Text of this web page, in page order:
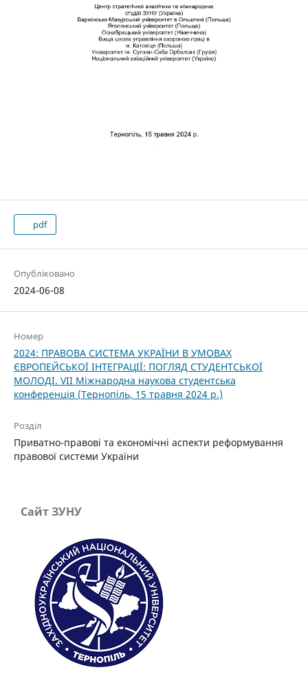
pdf
Опубліковано
2024-06-08
Номер
2024: ПРАВОВА СИСТЕМА УКРАЇНИ В УМОВАХ
ЄВРОПЕЙСЬКОЇ ІНТЕГРАЦІЇ: ПОГЛЯД СТУДЕНТСЬКОЇ
МОЛОДІ. VІІ Міжнародна наукова студентська
конференція (Тернопіль, 15 травня 2024 р.)
Розділ
Приватно-правові та економічні аспекти реформування
правової системи України
Сайт ЗУНУ